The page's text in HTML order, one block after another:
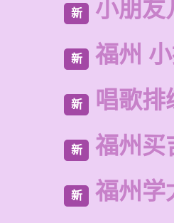
新 小朋友
新 福州
新 唱歌排
新 福州买
新 福州学